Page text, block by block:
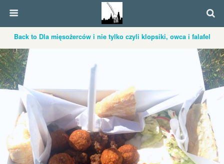
Back to Dla mięsożerców i nie tylko czyli klopsiki, owca i falafel